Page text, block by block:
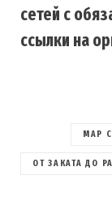
сетей с
ссылки на
МАР
ОТ ЗАКАТА ДО